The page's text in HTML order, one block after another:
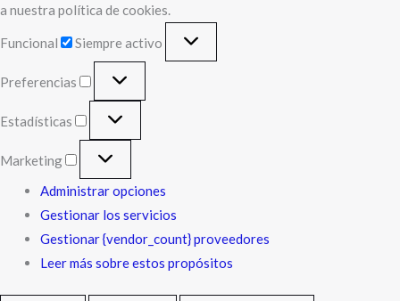
a nuestra política de cookies.
Funcional Siempre activo
Preferencias
Estadísticas
Marketing
Administrar opciones
Gestionar los servicios
Gestionar {vendor_count} proveedores
Leer más sobre estos propósitos